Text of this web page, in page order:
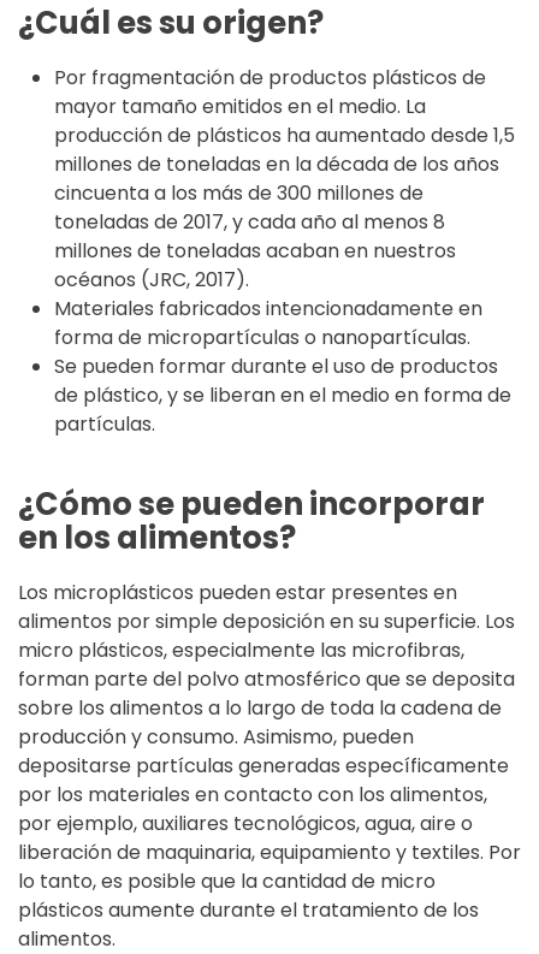
¿Cuál es su origen?
Por fragmentación de productos plásticos de
mayor tamaño emitidos en el medio. La
producción de plásticos ha aumentado desde 1,5
millones de toneladas en la década de los años
cincuenta a los más de 300 millones de
toneladas de 2017, y cada año al menos 8
millones de toneladas acaban en nuestros
océanos (JRC, 2017).
Materiales fabricados intencionadamente en
forma de micropartículas o nanopartículas.
Se pueden formar durante el uso de productos
de plástico, y se liberan en el medio en forma de
partículas.
¿Cómo se pueden incorporar
en los alimentos?
Los microplásticos pueden estar presentes en
alimentos por simple deposición en su superficie. Los
micro plásticos, especialmente las microfibras,
forman parte del polvo atmosférico que se deposita
sobre los alimentos a lo largo de toda la cadena de
producción y consumo. Asimismo, pueden
depositarse partículas generadas específicamente
por los materiales en contacto con los alimentos,
por ejemplo, auxiliares tecnológicos, agua, aire o
liberación de maquinaria, equipamiento y textiles. Por
lo tanto, es posible que la cantidad de micro
plásticos aumente durante el tratamiento de los
alimentos.